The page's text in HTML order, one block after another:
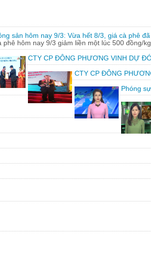
sản hôm nay 9/3: Vừa hết 8/3, giá cà phê
phê hôm nay 9/3 giảm liền một lúc 500 đồng/
CTY CP ĐÔNG PHƯƠNG VINH DỰ
CTY CP ĐÔNG
Phóng